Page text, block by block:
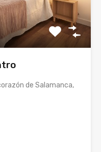
de Salamanca,